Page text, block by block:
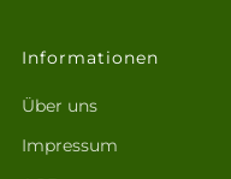
Informationen
Über uns
Impressum